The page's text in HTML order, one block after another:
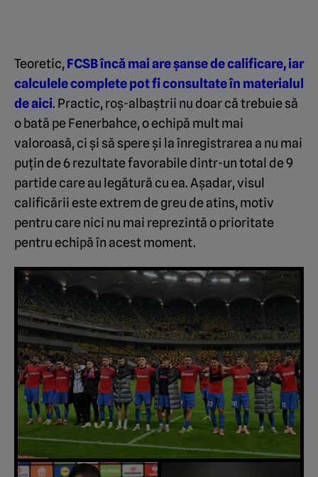
Teoretic, FCSB încă mai are șanse de calificare, iar
calculele complete pot fi consultate în materialul
de aici. Practic, roș-albaștrii nu doar că trebuie să
o bată pe Fenerbahce, o echipă mult mai
valoroasă, ci și să spere și la înregistrarea a nu mai
puțin de 6 rezultate favorabile dintr-un total de 9
partide care au legătură cu ea. Așadar, visul
calificării este extrem de greu de atins, motiv
pentru care nici nu mai reprezintă o prioritate
pentru echipă în acest moment.